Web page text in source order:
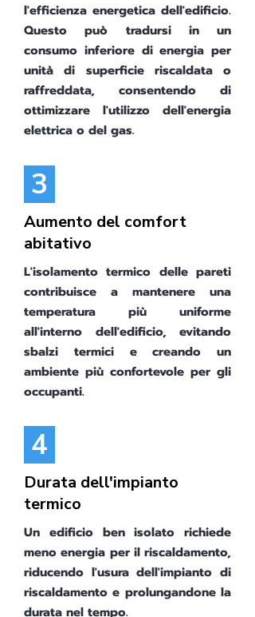
l'efficienza energetica dell'edificio.
Questo può tradursi in un
consumo inferiore di energia per
unità di superficie riscaldata o
raffreddata, consentendo di
ottimizzare l'utilizzo dell'energia
elettrica o del gas.
3
Aumento del comfort
abitativo
L'isolamento termico delle pareti
contribuisce a mantenere una
temperatura più uniforme
all'interno dell'edificio, evitando
sbalzi termici e creando un
ambiente più confortevole per gli
occupanti.
4
Durata dell'impianto
termico
Un edificio ben isolato richiede
meno energia per il riscaldamento,
riducendo l'usura dell'impianto di
riscaldamento e prolungandone la
durata nel tempo.